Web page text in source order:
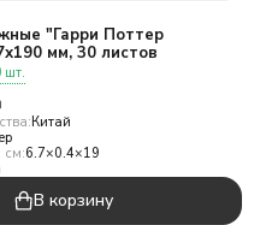
"Гарри Поттер
мм, 30 листов
шт.
Китай
см:6.7×0.4×19
В корзину